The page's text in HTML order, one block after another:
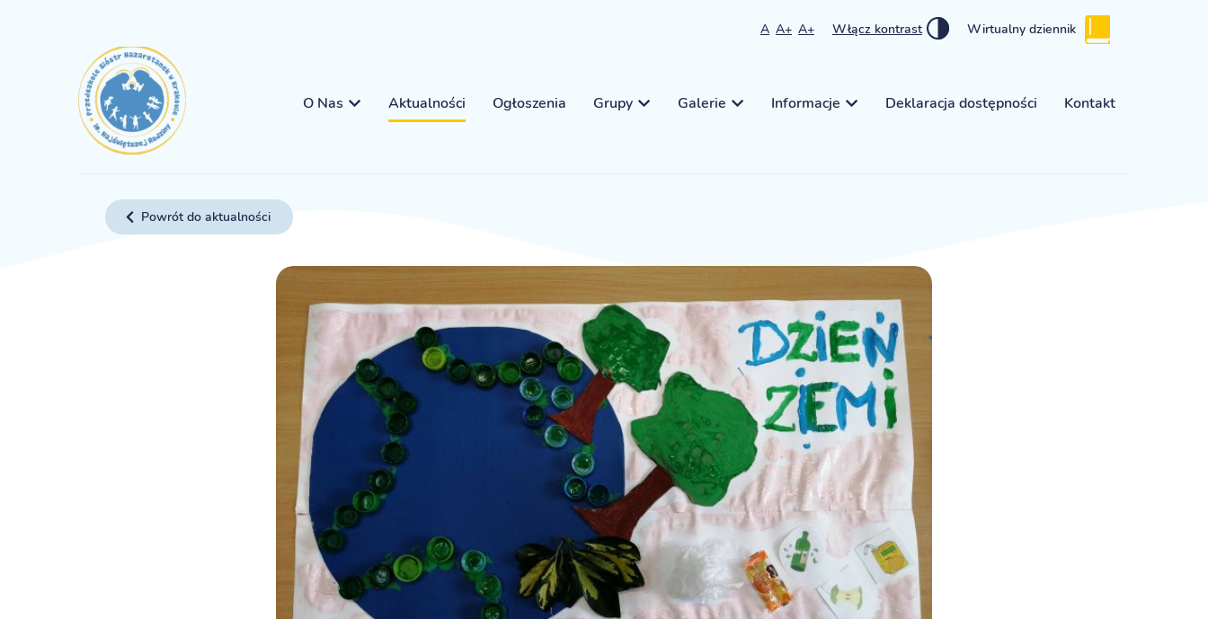
A A+ A+ Włącz kontrast Wirtualny dziennik
O Nas Aktualności Ogłoszenia Grupy Galerie Informacje Deklaracja dostępności Kontakt
Powrót do aktualności